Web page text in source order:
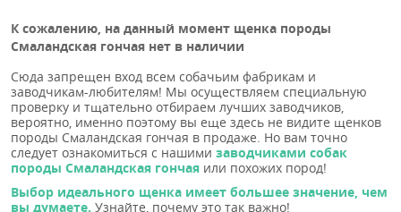
К сожалению, на данный момент щенка породы
Смаландская гончая нет в наличии
Сюда запрещен вход всем собачьим фабрикам и
заводчикам-любителям! Мы осуществляем специальную
проверку и тщательно отбираем лучших заводчиков,
вероятно, именно поэтому вы еще здесь не видите щенков
породы Смаландская гончая в продаже. Но вам точно
следует ознакомиться с нашими заводчиками собак
породы Смаландская гончая или похожих пород!
Выбор идеального щенка имеет большее значение, чем
вы думаете. Узнайте, почему это так важно!